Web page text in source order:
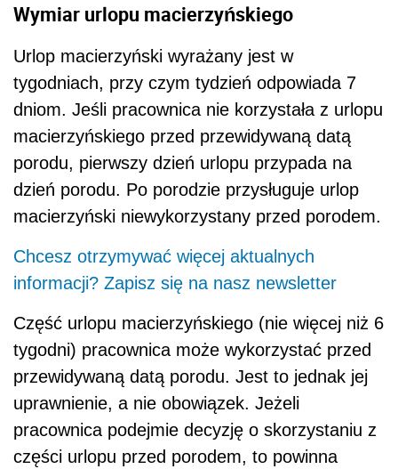
Wymiar urlopu macierzyńskiego
Urlop macierzyński wyrażany jest w
tygodniach, przy czym tydzień odpowiada 7
dniom. Jeśli pracownica nie korzystała z urlopu
macierzyńskiego przed przewidywaną datą
porodu, pierwszy dzień urlopu przypada na
dzień porodu. Po porodzie przysługuje urlop
macierzyński niewykorzystany przed porodem.
Chcesz otrzymywać więcej aktualnych
informacji? Zapisz się na nasz newsletter
Część urlopu macierzyńskiego (nie więcej niż 6
tygodni) pracownica może wykorzystać przed
przewidywaną datą porodu. Jest to jednak jej
uprawnienie, a nie obowiązek. Jeżeli
pracownica podejmie decyzję o skorzystaniu z
części urlopu przed porodem, to powinna